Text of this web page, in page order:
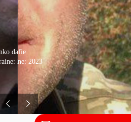
Selfie
2023
dans l'un de ses films
2023(publié)